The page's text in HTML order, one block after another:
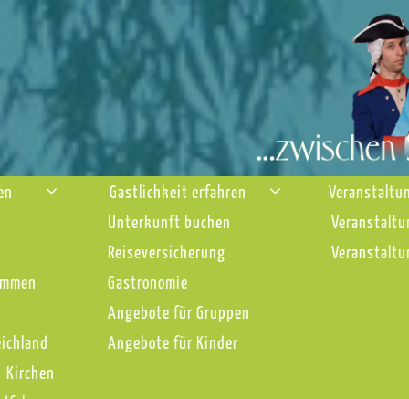
Kirchen
Gastlichkeit erfahren
Unterkunft buchen
Reiseversicherung
Gastronomie
Angebote für Gruppen
Angebote für Kinder